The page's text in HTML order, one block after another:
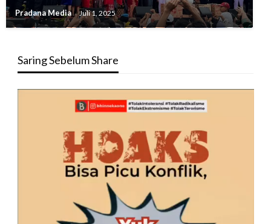
Pradana Media Juli 1, 2025
Saring Sebelum Share